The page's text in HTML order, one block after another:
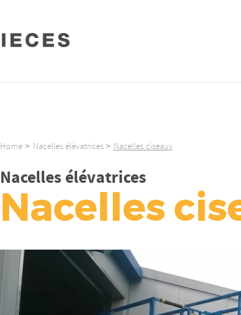
Home Nacelles élévatrices Nacelles ciseaux
Nacelles élévatrices
Nacelles